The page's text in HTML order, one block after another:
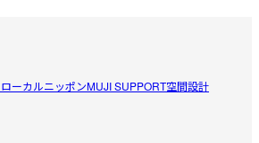
ローカルニッポンMUJI SUPPORT空間設計